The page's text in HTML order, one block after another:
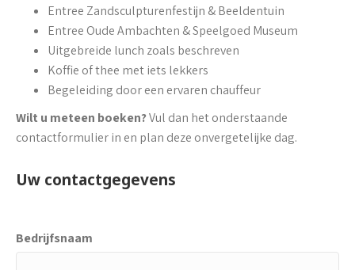
Entree Zandsculpturenfestijn & Beeldentuin
Entree Oude Ambachten & Speelgoed Museum
Uitgebreide lunch zoals beschreven
Koffie of thee met iets lekkers
Begeleiding door een ervaren chauffeur
Wilt u meteen boeken?Vul dan het onderstaande
contactformulier in en plan deze onvergetelijke dag.
Uw contactgegevens
Bedrijfsnaam